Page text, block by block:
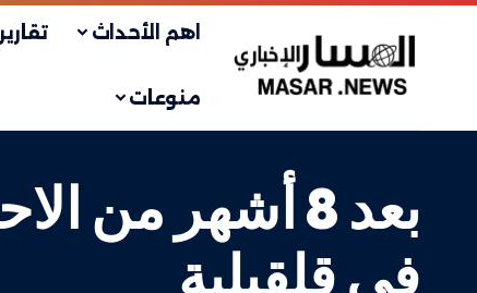
اهم الأحداث تقارير
منوعات
بعد 8 أشهر
في قلقيلية